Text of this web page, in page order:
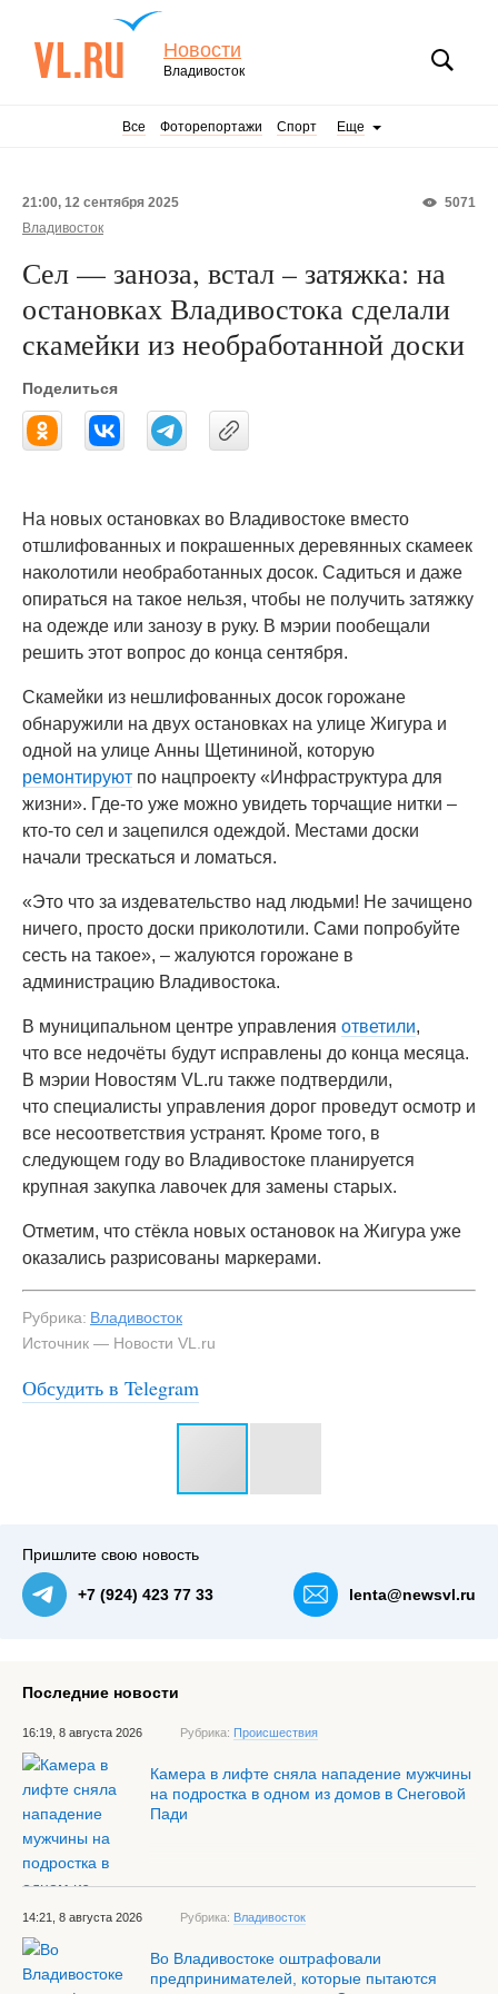
Новости
Владивосток
Все Фоторепортажи Спорт Еще
5071
21:00, 12 сентября 2025
Владивосток
Сел — заноза, встал – затяжка: на
остановках Владивостока сделали
скамейки из необработанной доски
Поделиться
На новых остановках во Владивостоке вместо
отшлифованных и покрашенных деревянных скамеек
наколотили необработанных досок. Садиться и даже
опираться на такое нельзя, чтобы не получить затяжку
на одежде или занозу в руку. В мэрии пообещали
решить этот вопрос до конца сентября.
Скамейки из нешлифованных досок горожане
обнаружили на двух остановках на улице Жигура и
одной на улице Анны Щетининой, которую
ремонтируют по нацпроекту «Инфраструктура для
жизни». Где-то уже можно увидеть торчащие нитки –
кто-то сел и зацепился одеждой. Местами доски
начали трескаться и ломаться.
«Это что за издевательство над людьми! Не зачищено
ничего, просто доски приколотили. Сами попробуйте
сесть на такое», – жалуются горожане в
администрацию Владивостока.
В муниципальном центре управления ответили,
что все недочёты будут исправлены до конца месяца.
В мэрии Новостям VL.ru также подтвердили,
что специалисты управления дорог проведут осмотр и
все несоответствия устранят. Кроме того, в
следующем году во Владивостоке планируется
крупная закупка лавочек для замены старых.
Отметим, что стёкла новых остановок на Жигура уже
оказались разрисованы маркерами.
Рубрика: Владивосток
Источник — Новости VL.ru
Обсудить в Telegram
Пришлите свою новость
+7 (924) 423 77 33 lenta@newsvl.ru
Последние новости
16:19, 8 августа 2026 Рубрика: Происшествия
Камера в лифте сняла нападение мужчины
на подростка в одном из домов в Снеговой
Пади
14:21, 8 августа 2026 Рубрика: Владивосток
Во Владивостоке оштрафовали
предпринимателей, которые пытаются